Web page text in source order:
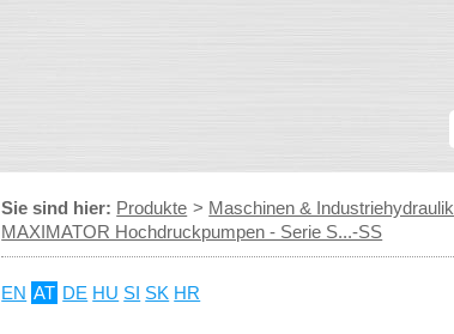
Sie sind hier: Produkte > Maschinen & Industriehydraulik
MAXIMATOR Hochdruckpumpen - Serie S...-SS
EN AT DE HU SI SK HR